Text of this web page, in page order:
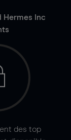
Hermes Inc
des top